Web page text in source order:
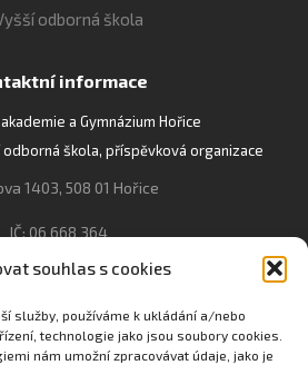
souhlas s cookies
služby, používáme k ukládání a/nebo
technologie jako jsou soubory cookies.
nám umožní zpracovávat údaje, jako je
odborná škola
informace
a Gymnázium Hořice
škola, příspěvková organizace
1403, 508 01 Hořice
IČ: 06 668 364
021, 493 623 022